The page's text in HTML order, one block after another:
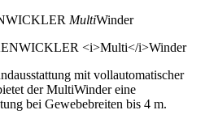
MultiWinder
mit vollautomatischer
der MultiWinder eine
bei Gewebebreiten bis 4 m.